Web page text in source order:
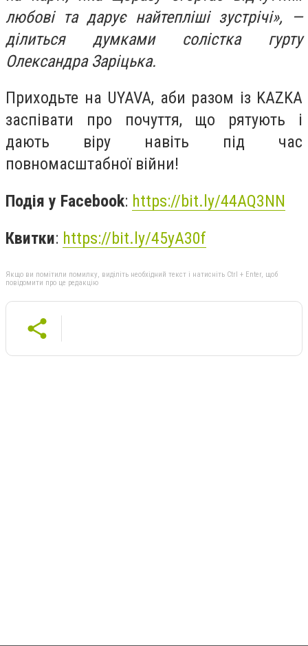
любові та дарує найтепліші зустрічі», —
ділиться думками солістка гурту
Олександра Заріцька.
Приходьте на UYAVA, аби разом із KAZKA
заспівати про почуття, що рятують і
дають віру навіть під час
повномасштабної війни!
Подія у Facebook: https://bit.ly/44AQ3NN
Квитки: https://bit.ly/45yA30f
Якщо ви помітили помилку, виділіть необхідний текст і натисніть Ctrl + Enter, щоб
повідомити про це редакцію